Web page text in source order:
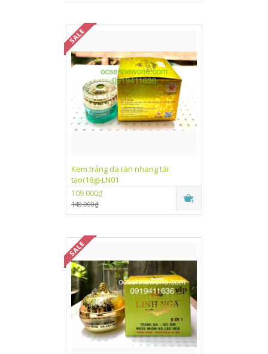
Kem trắng da tàn nhang tái
tạo(16g)-LN01
109.000₫
148.000₫